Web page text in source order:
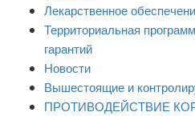
Лекарственное
Территориальная
гарантий
Новости
Вышестоящие и
ПРОТИВОДЕЙСТВИЕ